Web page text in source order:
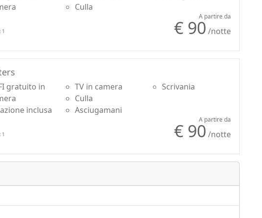
i vini caratteristici della zona: il Verdicchio di Jesi, la Lacrima
il Rosso Piceno.
Culla
1
A partire da
€ 90 /notte
gratuito in
inclusa
TV in camera
Culla
Asciugamani
Scrivania
1
A partire da
€ 90 /notte